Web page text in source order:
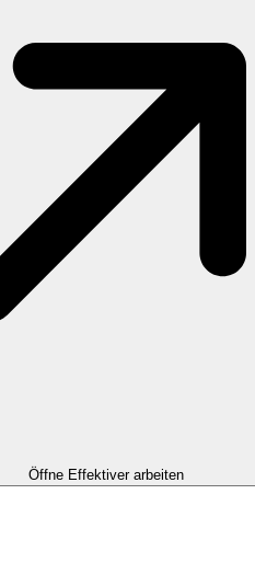
Öffne Effektiver arbeiten